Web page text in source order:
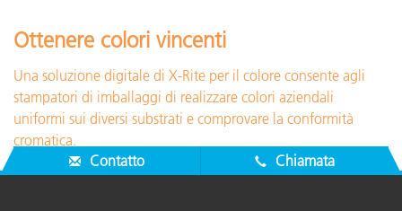
Ottenere colori vincenti
Una soluzione digitale di X-Rite per il colore consente agli
stampatori di imballaggi di realizzare colori aziendali
uniformi sui diversi substrati e comprovare la conformità
cromatica.
Contatto
Chiamata